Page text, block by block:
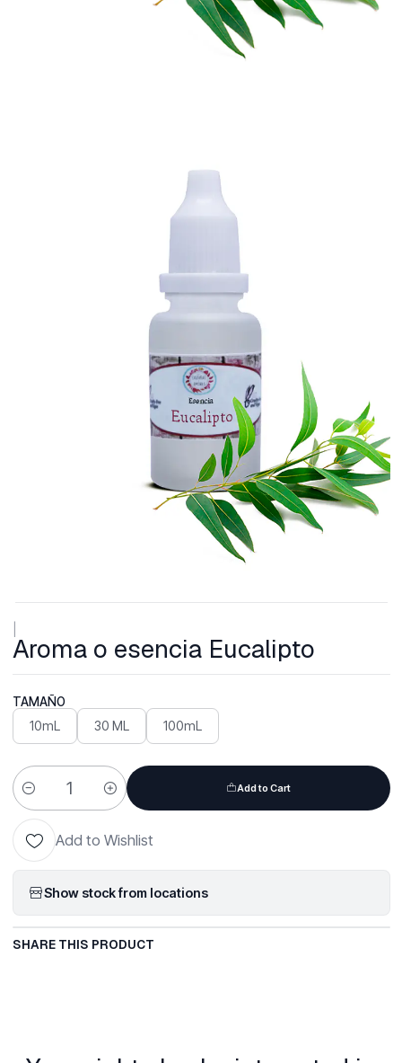
Aroma o esencia Eucalipto
TAMAÑO
10mL 30 ML 100mL
Quantity
Add to Cart
Add to Wishlist
Show stock from locations
SHARE THIS PRODUCT